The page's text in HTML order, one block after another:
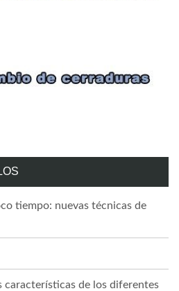
tiempo: nuevas técnicas de
características de los diferentes